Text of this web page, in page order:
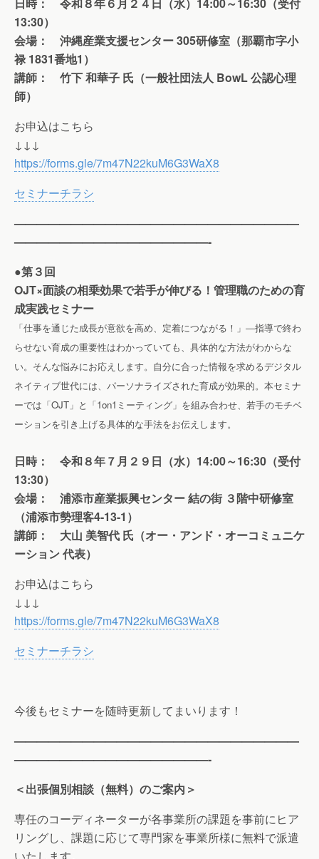
13:30）
会場： 沖縄産業支援センター 305研修室（那覇市字小
禄 1831番地1）
講師： 竹下 和華子 氏（一般社団法人 BowL 公認心理
師）
お申込はこちら
↓↓↓
https://forms.gle/7m47N22kuM6G3WaX8
セミナーチラシ
—————————————————————————
—————————————————-
●第３回
OJT×面談の相乗効果で若手が伸びる！管理職のための育
成実践セミナー
「仕事を通じた成長が意欲を高め、定着につながる！」―指導で終わ
らせない育成の重要性はわかっていても、具体的な方法がわからな
い。そんな悩みにお応えします。自分に合った情報を求めるデジタル
ネイティブ世代には、パーソナライズされた育成が効果的。本セミナ
ーでは「OJT」と「1on1ミーティング」を組み合わせ、若手のモチベ
ーションを引き上げる具体的な手法をお伝えします。
日時： 令和８年７月２９日（水）14:00～16:30（受付
13:30）
会場： 浦添市産業振興センター 結の街 ３階中研修室
（浦添市勢理客4-13-1）
講師： 大山 美智代 氏（オー・アンド・オーコミュニケ
ーション 代表）
お申込はこちら
↓↓↓
https://forms.gle/7m47N22kuM6G3WaX8
セミナーチラシ
今後もセミナーを随時更新してまいります！
—————————————————————————
—————————————————-
＜出張個別相談（無料）のご案内＞
専任のコーディネーターが各事業所の課題を事前にヒア
リングし、課題に応じて専門家を事業所様に無料で派遣
いたします。